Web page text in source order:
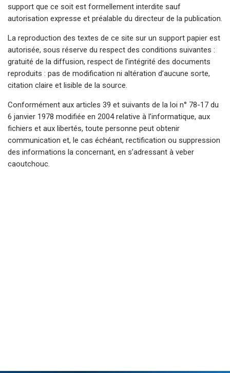
support que ce soit est formellement interdite sauf
autorisation expresse et préalable du directeur de la publication.
La reproduction des textes de ce site sur un support papier est
autorisée, sous réserve du respect des conditions suivantes :
gratuité de la diffusion, respect de l’intégrité des documents
reproduits : pas de modification ni altération d’aucune sorte,
citation claire et lisible de la source.
Conformément aux articles 39 et suivants de la loi n° 78-17 du
6 janvier 1978 modifiée en 2004 relative à l’informatique, aux
fichiers et aux libertés, toute personne peut obtenir
communication et, le cas échéant, rectification ou suppression
des informations la concernant, en s’adressant à veber
caoutchouc.